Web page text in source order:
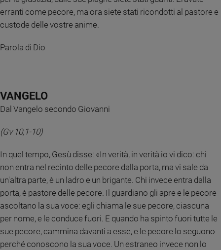
Privacy
Contatti
Pubblicità
Registrati
Redazione
Social
erranti come pecore, ma ora siete stati ricondotti al pastore e
custode delle vostre anime.
Parola di Dio
VANGELO
Dal Vangelo secondo Giovanni
(Gv 10,1-10)
In quel tempo, Gesù disse: «In verità, in verità io vi dico: chi
non entra nel recinto delle pecore dalla porta, ma vi sale da
un'altra parte, è un ladro e un brigante. Chi invece entra dalla
porta, è pastore delle pecore. Il guardiano gli apre e le pecore
ascoltano la sua voce: egli chiama le sue pecore, ciascuna
per nome, e le conduce fuori. E quando ha spinto fuori tutte le
sue pecore, cammina davanti a esse, e le pecore lo seguono
perché conoscono la sua voce. Un estraneo invece non lo